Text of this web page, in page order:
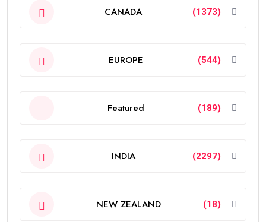
CANADA (1373)
EUROPE (544)
Featured (189)
INDIA (2297)
NEW ZEALAND (18)